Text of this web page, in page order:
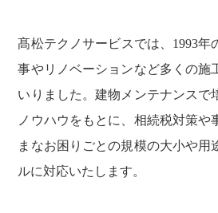
髙松テクノサービスでは、1993年
事やリノベーションなど多くの施
いりました。建物メンテナンスで
ノウハウをもとに、相続税対策や
まなお困りごとの規模の大小や用
ルに対応いたします。